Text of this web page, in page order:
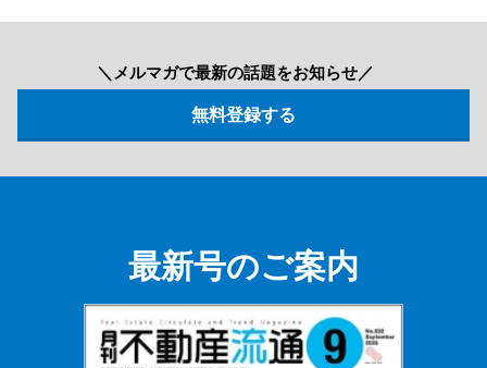
＼メルマガで最新の話題をお知らせ／
最新号のご案内